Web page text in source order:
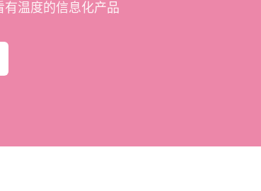
温度的信息化产品